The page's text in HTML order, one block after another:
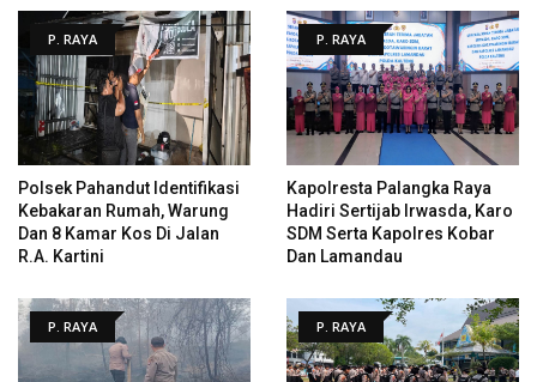
P. RAYA
Polsek Pahandut Identifikasi
Kebakaran Rumah, Warung
Dan 8 Kamar Kos Di Jalan
R.A. Kartini
P. RAYA
Kapolresta Palangka Raya
Hadiri Sertijab Irwasda, Karo
SDM Serta Kapolres Kobar
Dan Lamandau
P. RAYA P. RAYA